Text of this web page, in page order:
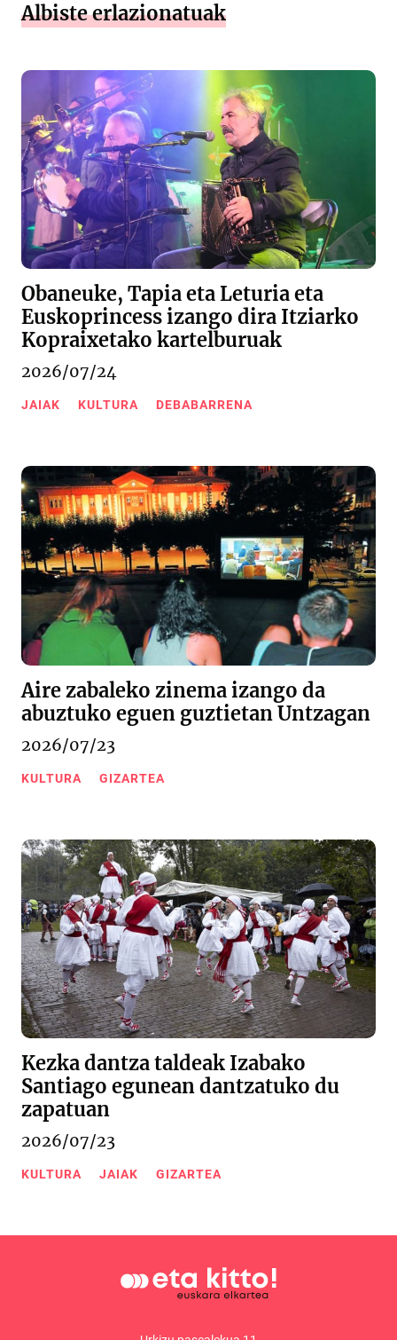
Albiste erlazionatuak
Obaneuke, Tapia eta Leturia eta
Euskoprincess izango dira Itziarko
Kopraixetako kartelburuak
2026/07/24
JAIAK KULTURA DEBABARRENA
Aire zabaleko zinema izango da
abuztuko eguen guztietan Untzagan
2026/07/23
KULTURA GIZARTEA
Kezka dantza taldeak Izabako
Santiago egunean dantzatuko du
zapatuan
2026/07/23
KULTURA JAIAK GIZARTEA